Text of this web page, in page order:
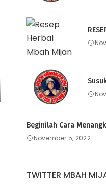
Beginilah Cara
November 5, 2022
TWITTER MBAH